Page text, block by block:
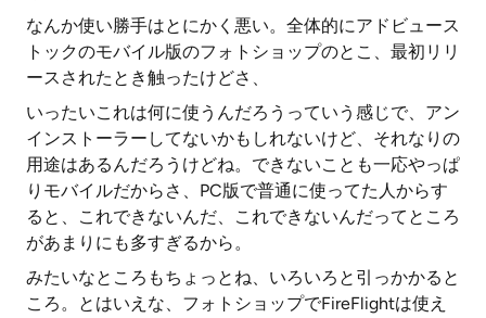
なんか使い勝手はとにかく悪い。全体的にアドビュース
トックのモバイル版のフォトショップのとこ、最初リリ
ースされたとき触ったけどさ、
いったいこれは何に使うんだろうっていう感じで、アン
インストーラーしてないかもしれないけど、それなりの
用途はあるんだろうけどね。できないことも一応やっぱ
りモバイルだからさ、PC版で普通に使ってた人からす
ると、これできないんだ、これできないんだってところ
があまりにも多すぎるから。
みたいなところもちょっとね、いろいろと引っかかると
ころ。とはいえな、フォトショップでFireFlightは使え